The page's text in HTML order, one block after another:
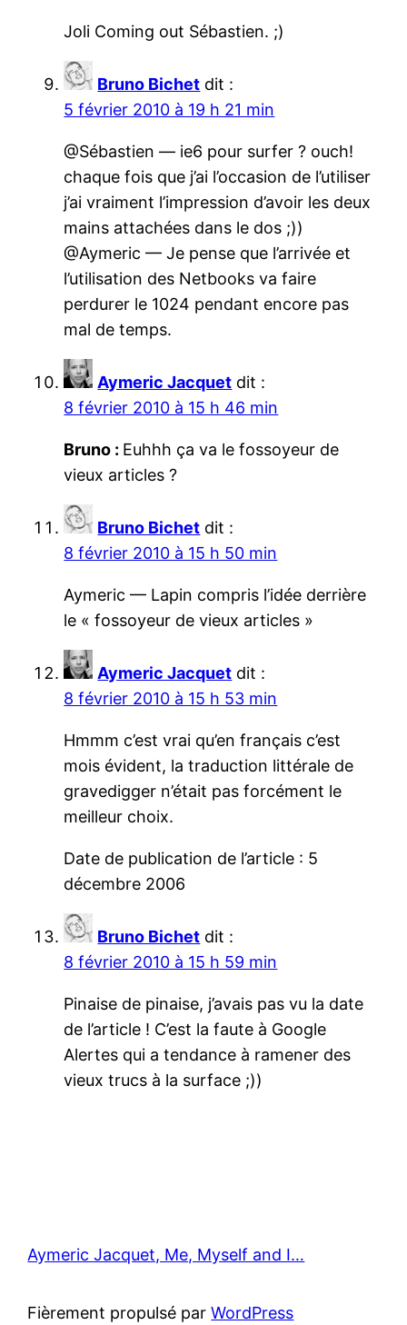
Joli Coming out Sébastien. ;)
Bruno Bichet dit :
5 février 2010 à 19 h 21 min
@Sébastien — ie6 pour surfer ? ouch!
chaque fois que j’ai l’occasion de l’utiliser
j’ai vraiment l’impression d’avoir les deux
mains attachées dans le dos ;))
@Aymeric — Je pense que l’arrivée et
l’utilisation des Netbooks va faire
perdurer le 1024 pendant encore pas
mal de temps.
Aymeric Jacquet dit :
8 février 2010 à 15 h 46 min
Bruno : Euhhh ça va le fossoyeur de
vieux articles ?
Bruno Bichet dit :
8 février 2010 à 15 h 50 min
Aymeric — Lapin compris l’idée derrière
le « fossoyeur de vieux articles »
Aymeric Jacquet dit :
8 février 2010 à 15 h 53 min
Hmmm c’est vrai qu’en français c’est
mois évident, la traduction littérale de
gravedigger n’était pas forcément le
meilleur choix.
Date de publication de l’article : 5
décembre 2006
Bruno Bichet dit :
8 février 2010 à 15 h 59 min
Pinaise de pinaise, j’avais pas vu la date
de l’article ! C’est la faute à Google
Alertes qui a tendance à ramener des
vieux trucs à la surface ;))
Aymeric Jacquet, Me, Myself and I…
Fièrement propulsé parWordPress